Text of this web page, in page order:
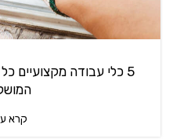
5 כלי עבודה מקצועיים
קרא